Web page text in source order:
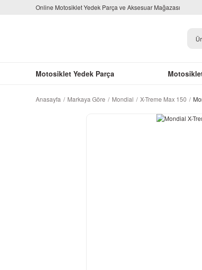
Online Motosiklet Yedek Parça ve Aksesuar Mağazası
Motosiklet Yedek Parça
Anasayfa Markaya Göre Mondial X-Treme Max 150